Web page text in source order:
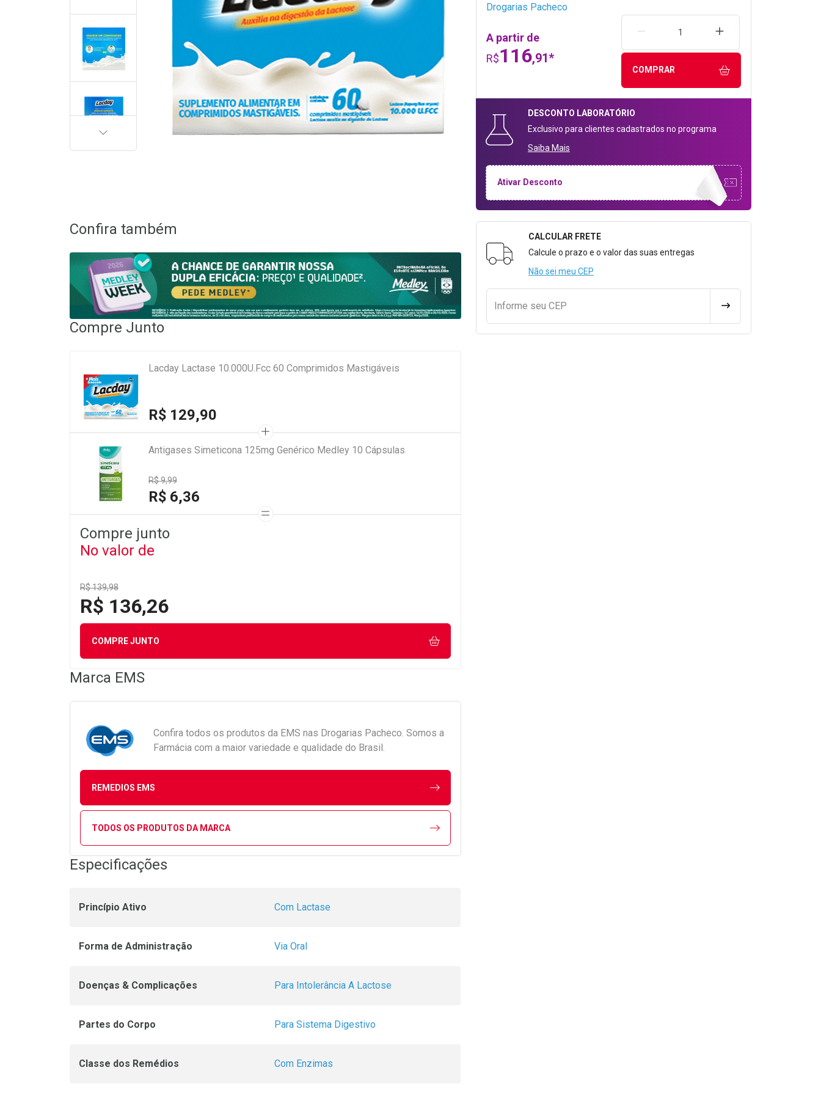
Drogarias Pacheco
A partir de
R$116,91*
REMOVER UMA UNIDADEAUMENTAR UMA
COMPRAR
DESCONTO LABORATÓRIO
Exclusivo para clientes cadastrados no programa
Saiba Mais
Ativar Desconto
Formulário para Calcular o Frete
CALCULAR FRETE
Calcule o prazo e o valor das suas entregas
Não sei meu CEP
Informe seu CEP CALCULAR FRETE
PRÓXIMA
Confira também
Compre Junto
Lacday Lactase 10.000U.Fcc 60 Comprimidos Mastigáveis
R$ 129,90
Antigases Simeticona 125mg Genérico Medley 10 Cápsulas
R$ 9,99
R$ 6,36
Compre junto
No valor de
R$ 139,98
R$ 136,26
COMPRE JUNTO
Marca EMS
Confira todos os produtos da EMS nas Drogarias Pacheco. Somos a
Farmácia com a maior variedade e qualidade do Brasil.
REMEDIOS EMS
TODOS OS PRODUTOS DA MARCA
Especificações
Princípio Ativo Com Lactase
Forma de Administração Via Oral
Doenças & Complicações Para Intolerância A Lactose
Partes do Corpo Para Sistema Digestivo
Classe dos Remédios Com Enzimas